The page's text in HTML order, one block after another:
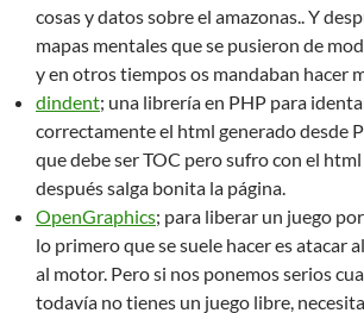
cosas y datos sobre el amazonas.. Y
mapas mentales que se pusieron de
y en otros tiempos os mandaban hacer
dindent; una librería en PHP para
correctamente el html generado desde
que debe ser TOC pero sufro con el
después salga bonita la página.
OpenGraphics; para liberar un juego
lo primero que se suele hacer es atacar
al motor. Pero si nos ponemos serios
todavía no tienes un juego libre,